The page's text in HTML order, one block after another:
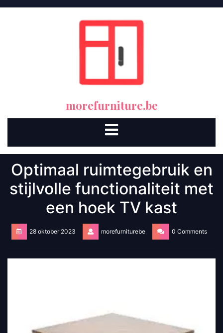
morefurniture.be
Open
Button
Optimaal ruimtegebruik en
stijlvolle functionaliteit met
een hoek TV kast
28 oktober 2023 morefurniturebe 0 Comments